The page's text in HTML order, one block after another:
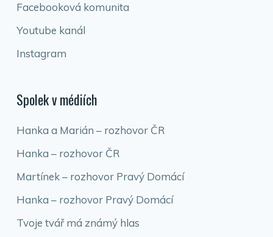
Facebooková komunita
Youtube kanál
Instagram
Spolek v médiích
Hanka a Marián – rozhovor ČR
Hanka – rozhovor ČR
Martínek – rozhovor Pravý Domácí
Hanka – rozhovor Pravý Domácí
Tvoje tvář má známý hlas